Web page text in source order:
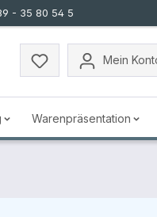
- 35 80 54 5
Mein
Warenpräsentation